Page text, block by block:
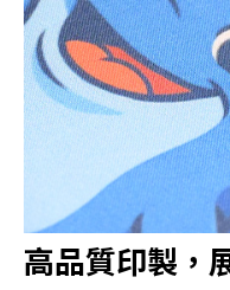
高品質印製，